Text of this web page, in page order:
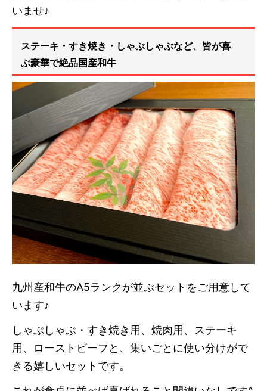
いませ♪
ステーキ・すき焼き・しゃぶしゃぶなど、皆が喜
ぶ豪華で絶品国産和牛
九州産和牛のA5ランクが並ぶセットをご用意して
います♪
しゃぶしゃぶ・すき焼き用、焼肉用、ステーキ
用、ローストビーフと、集いごとに使い分けがで
きる嬉しいセットです。